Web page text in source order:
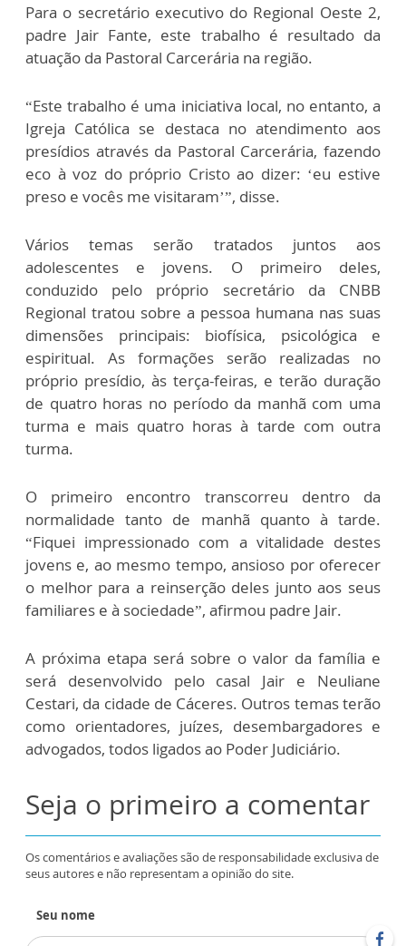
Para o secretário executivo do Regional Oeste 2,
padre Jair Fante, este trabalho é resultado da
atuação da Pastoral Carcerária na região.
“Este trabalho é uma iniciativa local, no entanto, a
Igreja Católica se destaca no atendimento aos
presídios através da Pastoral Carcerária, fazendo
eco à voz do próprio Cristo ao dizer: ‘eu estive
preso e vocês me visitaram’”, disse.
Vários temas serão tratados juntos aos
adolescentes e jovens. O primeiro deles,
conduzido pelo próprio secretário da CNBB
Regional tratou sobre a pessoa humana nas suas
dimensões principais: biofísica, psicológica e
espiritual. As formações serão realizadas no
próprio presídio, às terça-feiras, e terão duração
de quatro horas no período da manhã com uma
turma e mais quatro horas à tarde com outra
turma.
O primeiro encontro transcorreu dentro da
normalidade tanto de manhã quanto à tarde.
“Fiquei impressionado com a vitalidade destes
jovens e, ao mesmo tempo, ansioso por oferecer
o melhor para a reinserção deles junto aos seus
familiares e à sociedade”, afirmou padre Jair.
A próxima etapa será sobre o valor da família e
será desenvolvido pelo casal Jair e Neuliane
Cestari, da cidade de Cáceres. Outros temas terão
como orientadores, juízes, desembargadores e
advogados, todos ligados ao Poder Judiciário.
Seja o primeiro a comentar
Os comentários e avaliações são de responsabilidade exclusiva de
seus autores e não representam a opinião do site.
Seu nome